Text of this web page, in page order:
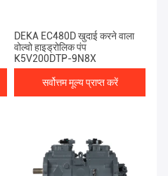
DEKA EC480D खुदाई करने वाला
वोल्वो हाइड्रोलिक पंप
K5V200DTP-9N8X
सर्वोत्तम मूल्य प्राप्त करें